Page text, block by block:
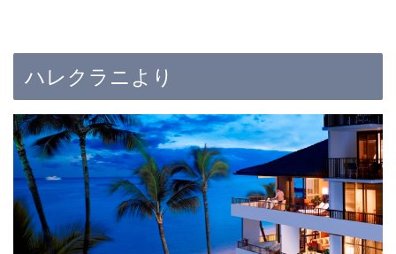
ハレクラニより